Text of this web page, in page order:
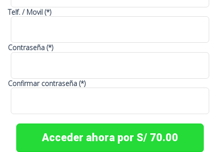
Telf. / Movil (*)
Contraseña (*)
Confirmar contraseña (*)
Acceder ahora por S/ 70.00